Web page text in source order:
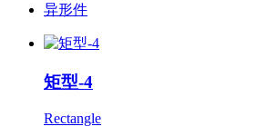
异形件
矩型-4
Rectangle